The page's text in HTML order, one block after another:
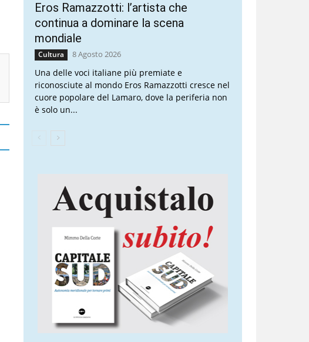
Eros Ramazzotti: l’artista che
continua a dominare la scena
mondiale
Cultura 8 Agosto 2026
Una delle voci italiane più premiate e
riconosciute al mondo Eros Ramazzotti cresce nel
cuore popolare del Lamaro, dove la periferia non
è solo un...